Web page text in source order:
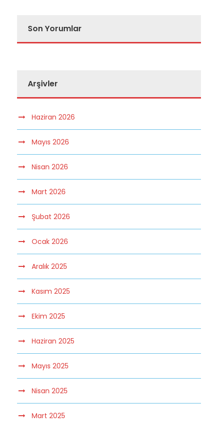
Son Yorumlar
Arşivler
Haziran 2026
Mayıs 2026
Nisan 2026
Mart 2026
Şubat 2026
Ocak 2026
Aralık 2025
Kasım 2025
Ekim 2025
Haziran 2025
Mayıs 2025
Nisan 2025
Mart 2025